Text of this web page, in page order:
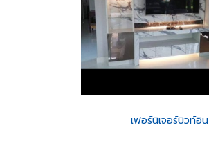
เฟอร์นิเจอร์บิวท์อิน